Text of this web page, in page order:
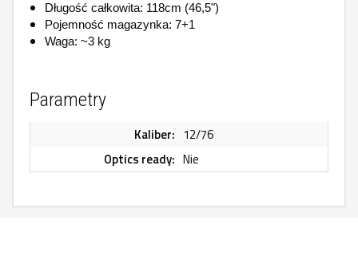
Długość całkowita: 118cm (46,5")
Pojemność magazynka: 7+1
Waga: ~3 kg
Parametry
Kaliber: 12/76
Optics ready: Nie